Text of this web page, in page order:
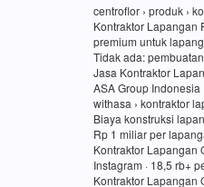
centroflor › produk ›
Kontraktor Lapangan
premium untuk
Tidak ada:
Jasa Kontraktor
ASA Group Indonesia
withasa › kontraktor
Biaya konstruksi
Rp 1 miliar per
Kontraktor Lapangan
Instagram · 18,5 rb+
Kontraktor Lapangan